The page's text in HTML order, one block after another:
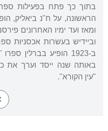
בתוך כך פתח בפעילות
ומאז ועד ימיו האחרונים
וביידיש בעשרות אכסניות
ב-1923 הופיע בברלין
באותה שנה ייסד וערך את
"עין הקורא".